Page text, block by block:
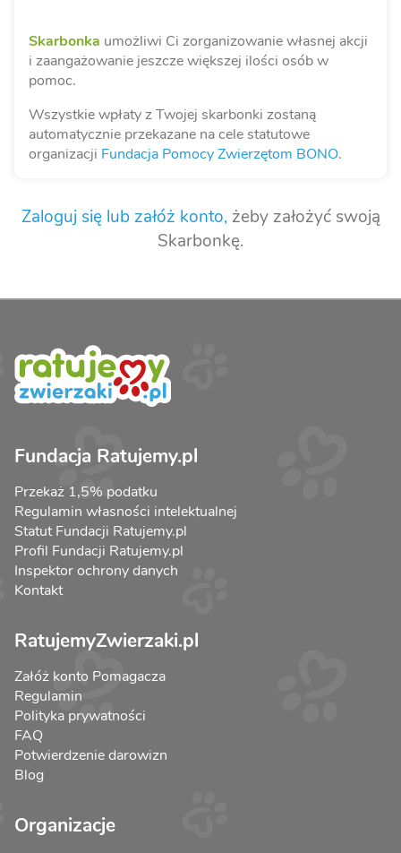
Skarbonka umożliwi Ci zorganizowanie własnej akcji
i zaangażowanie jeszcze większej ilości osób w
pomoc.
Wszystkie wpłaty z Twojej skarbonki zostaną
automatycznie przekazane na cele statutowe
organizacji Fundacja Pomocy Zwierzętom BONO.
Zaloguj się lub załóż konto,żeby założyć swoją
Skarbonkę.
Fundacja Ratujemy.pl
Przekaż 1,5% podatku
Regulamin własności intelektualnej
Statut Fundacji Ratujemy.pl
Profil Fundacji Ratujemy.pl
Inspektor ochrony danych
Kontakt
RatujemyZwierzaki.pl
Załóż konto Pomagacza
Regulamin
Polityka prywatności
FAQ
Potwierdzenie darowizn
Blog
Organizacje